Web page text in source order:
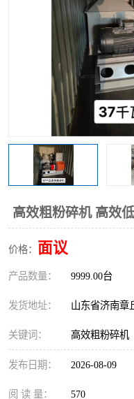
高效粗粉碎机 高效
价格： 面议
产品数量： 9999.00台
发货地址： 山东省济南章
关键词： 高效粗粉碎机
发布日期： 2026-08-09
阅 读 量： 570
颗粒冷却机
锯末滚筒筛